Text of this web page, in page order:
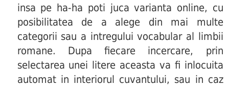
insa pe ha-ha poti juca varianta online, cu
posibilitatea de a alege din mai multe
categorii sau a intregului vocabular al limbii
romane. Dupa fiecare incercare, prin
selectarea unei litere aceasta va fi inlocuita
automat in interiorul cuvantului, sau in caz